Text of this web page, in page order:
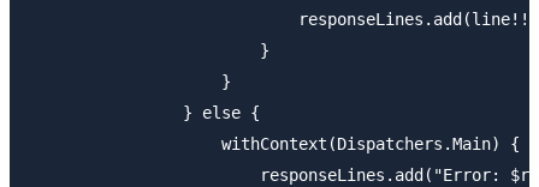
                            responseLines.add(line!!)
                        }
                    }
                } else {
                    withContext(Dispatchers.Main) {
responseLines.add("Error: